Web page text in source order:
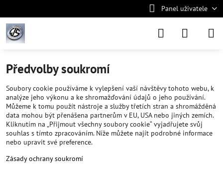
Panel uživatele
Předvolby soukromí
Soubory cookie používáme k vylepšení vaší návštěvy tohoto webu, k
analýze jeho výkonu a ke shromažďování údajů o jeho používání.
Můžeme k tomu použít nástroje a služby třetích stran a shromážděná
data mohou být přenášena partnerům v EU, USA nebo jiných zemích.
Kliknutím na „Přijmout všechny soubory cookie“ vyjadřujete svůj
souhlas s tímto zpracováním. Níže můžete najít podrobné informace
nebo upravit své preference.
Zásady ochrany soukromí